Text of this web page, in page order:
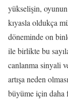
yükselişin,
kıyasla oldukça
döneminde on
ile birlikte bu
canlanma sinyali
artışa neden
büyüme için daha